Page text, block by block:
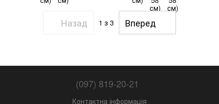
Назад 1 з 3 Вперед
(097) 819-20-21
Контактна інформація